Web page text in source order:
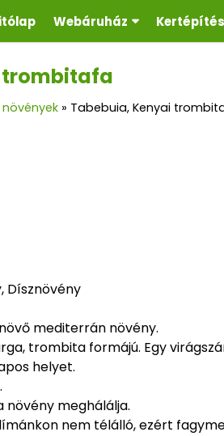
Webáruház Kertépítés
trombitafa
» Tabebuia, Kenyai
Dísznövény
mediterrán növény.
trombita formájú. Egy
helyet.
növény meghálálja.
nem télálló, ezért